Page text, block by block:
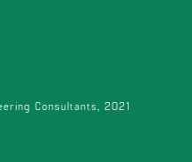
Consultants, 2021
que apparait sous vos
differents chances pour